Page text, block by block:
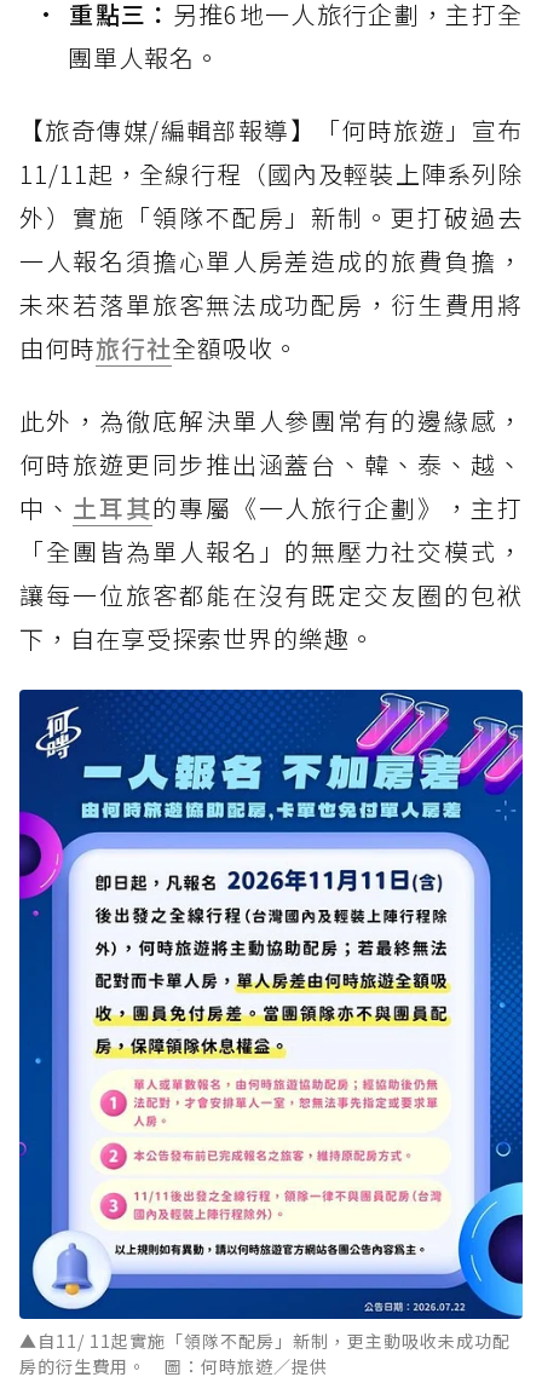
重點三： 另推6地一人旅行企劃，主打全
團單人報名。
【旅奇傳媒/編輯部報導】「何時旅遊」宣布
11/11起，全線行程（國內及輕裝上陣系列除
外）實施「領隊不配房」新制。更打破過去
一人報名須擔心單人房差造成的旅費負擔，
未來若落單旅客無法成功配房，衍生費用將
由何時旅行社全額吸收。
此外，為徹底解決單人參團常有的邊緣感，
何時旅遊更同步推出涵蓋台、韓、泰、越、
中、 土耳其的專屬《一人旅行企劃》，主打
「全團皆為單人報名」的無壓力社交模式，
讓每一位旅客都能在沒有既定交友圈的包袱
下，自在享受探索世界的樂趣。
▲自11/ 11起實施「領隊不配房」新制，更主動吸收未成功配
房的衍生費用。 圖：何時旅遊／提供